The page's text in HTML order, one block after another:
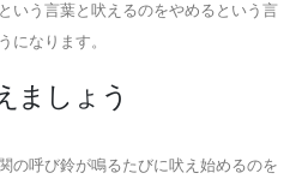
いう言葉と吠えるのをやめるという言
になります。
ましょう
の呼び鈴が鳴るたびに吠え始めるのを